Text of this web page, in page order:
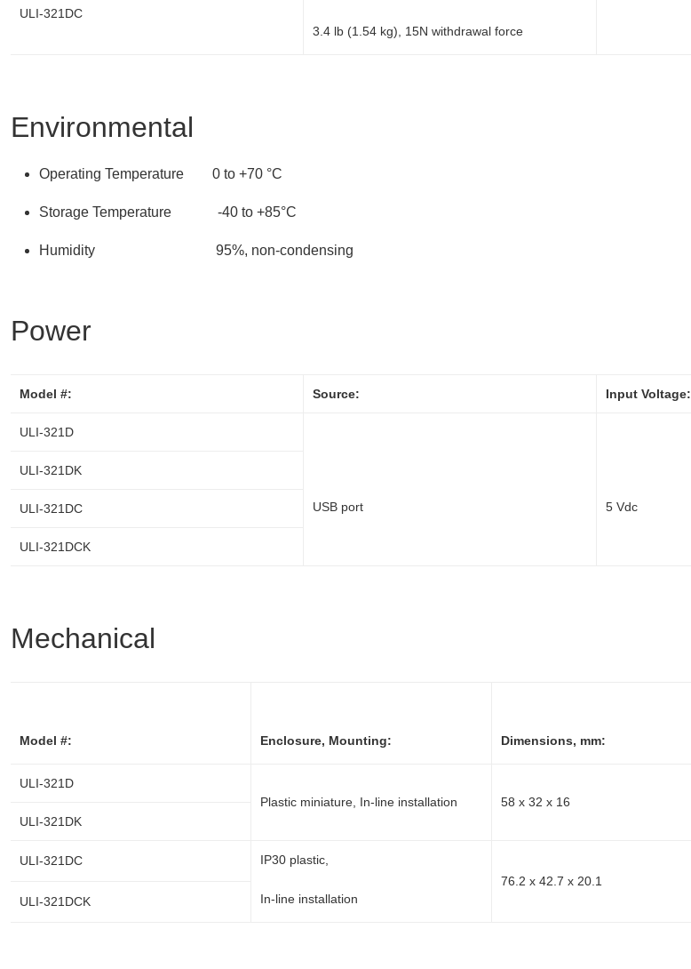
ULI-321DC
3.4 lb (1.54 kg), 15N withdrawal force
Environmental
Operating Temperature 0 to +70 °C
Storage Temperature -40 to +85°C
Humidity 95%, non-condensing
Power
Model #: Source: Input Voltage:
ULI-321D
USB port 5 Vdc
ULI-321DK
ULI-321DC
ULI-321DCK
Mechanical
Model #: Enclosure, Mounting: Dimensions, mm:
ULI-321D
Plastic miniature, In-line installation
58 x 32 x 16
ULI-321DK
ULI-321DC IP30 plastic,
In-line installation
76.2 x 42.7 x 20.1
ULI-321DCK